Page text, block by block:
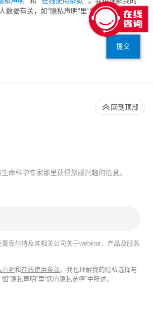
数据有关，如“隐私声明”里“您的隐私选择”中
提交
命科学专家那里获得您感兴趣的信息。
库尔特及其相关公司关于webinar、产品及服务
声明和在线使用条款。我也理解我的隐私选择与
“隐私声明”里“您的隐私选择”中所述。
回到顶部